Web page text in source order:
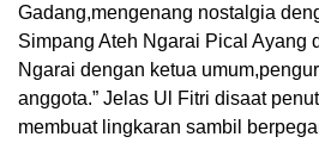
Gadang,mengenang nostalgia
Simpang Ateh Ngarai Pical Ayang
Ngarai dengan ketua
anggota.” Jelas Ul Fitri disaat
membuat lingkaran sambil